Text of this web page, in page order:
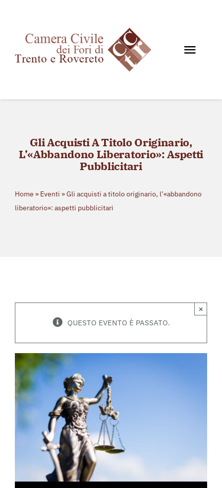
contenuto
Chi siamo
News e Giurisprudenza
Eventi
Gli Acquisti A Titolo Originario,
L’«abbandono Liberatorio»: Aspetti
Pubblicitari
Home » Eventi »Gli acquisti a titolo originario, l’«abbandono
liberatorio»: aspetti pubblicitari
QUESTO EVENTO È PASSATO.
×